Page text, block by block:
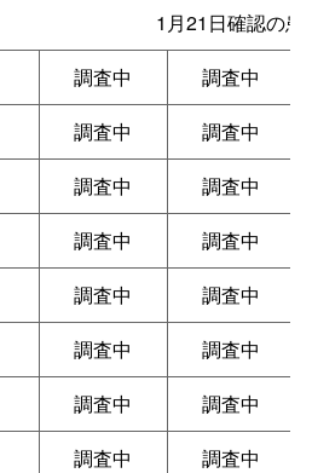
1月21日確認の患
調査中
調査中
調査中
調査中
調査中
調査中
調査中
調査中
調査中
調査中
調査中
調査中
調査中
調査中
調査中
調査中